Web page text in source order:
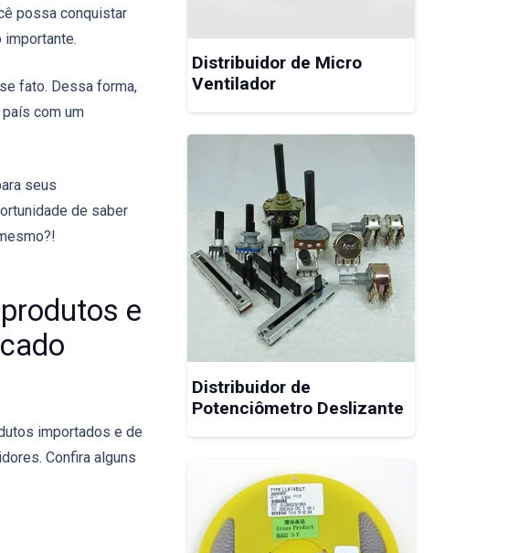
possa conquistar
fato. Dessa forma,
com um
seus
de saber
e
importados e de
Confira alguns
Distribuidor de Micro
Ventilador
Distribuidor de
Potenciômetro Deslizante